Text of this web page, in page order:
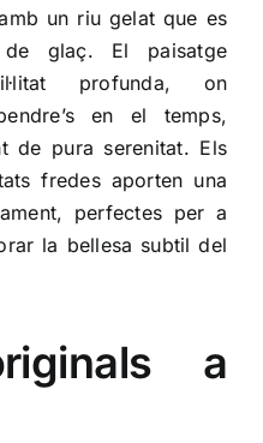
un riu gelat que es
glaç. El paisatge
profunda, on
en el temps,
de pura serenitat. Els
fredes aporten una
perfectes per a
la bellesa subtil del
a